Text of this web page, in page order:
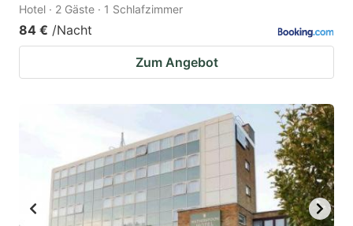
Hotel · 2 Gäste · 1 Schlafzimmer
84 € /Nacht
Zum Angebot